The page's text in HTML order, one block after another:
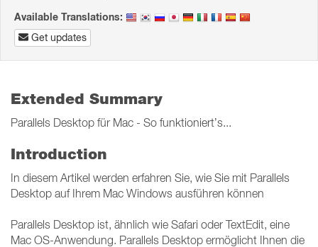
Available Translations:
Get updates
Extended Summary
Parallels Desktop für Mac - So funktioniert’s...
Introduction
In diesem Artikel werden erfahren Sie, wie Sie mit Parallels
Desktop auf Ihrem Mac Windows ausführen können
Parallels Desktop ist, ähnlich wie Safari oder TextEdit, eine
Mac OS-Anwendung. Parallels Desktop ermöglicht Ihnen die